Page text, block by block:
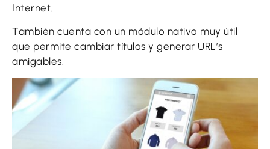
Internet.
También cuenta con un módulo nativo muy útil
que permite cambiar títulos y generar URL’s
amigables.